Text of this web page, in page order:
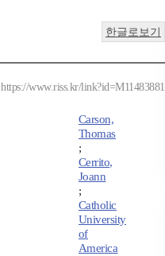
한글로보기
https://www.riss.kr/link?id=M11483881
Carson,
Thomas
;
Cerrito,
Joann
;
Catholic
University
of
America